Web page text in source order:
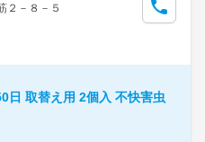
２－８－５
日 取替え用 2個入 不快害虫